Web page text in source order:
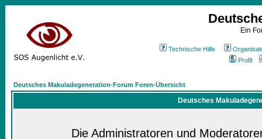
Ein
Technische Hilfe
Profil
Deutsches Makuladegeneration-Forum Foren-Übersicht
Deutsches
Die Administratoren und